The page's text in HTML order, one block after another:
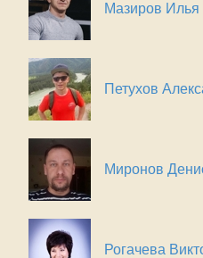
Мазиров Илья
Петухов
Миронов
Рогачева